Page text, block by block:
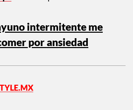
intermitente me
por ansiedad